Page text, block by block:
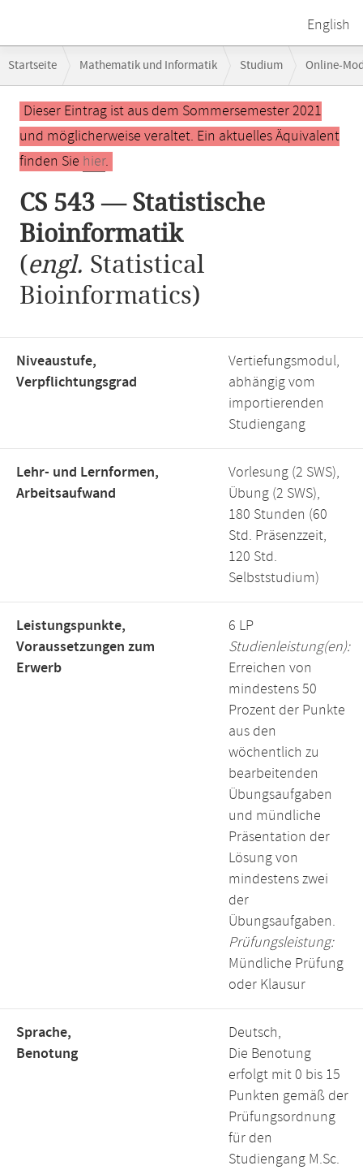
English
Navigation
Startseite Mathematik und Informatik Studium Online-
Hauptinhalt
Dieser Eintrag ist aus dem Sommersemester 2021
und möglicherweise veraltet. Ein aktuelles Äquivalent
finden Sie hier.
CS 543 — Statistische
Bioinformatik
(engl. Statistical
Bioinformatics)
Niveaustufe,
Verpflichtungsgrad
Vertiefungsmodul,
abhängig vom
importierenden
Studiengang
Lehr- und Lernformen,
Arbeitsaufwand
Vorlesung (2 SWS),
Übung (2 SWS),
180 Stunden (60
Std. Präsenzzeit,
120 Std.
Selbststudium)
Leistungspunkte,
Voraussetzungen zum
Erwerb
6 LP
Studienleistung(en):
Erreichen von
mindestens 50
Prozent der Punkte
aus den
wöchentlich zu
bearbeitenden
Übungsaufgaben
und mündliche
Präsentation der
Lösung von
mindestens zwei
der
Übungsaufgaben.
Prüfungsleistung:
Mündliche Prüfung
oder Klausur
Sprache,
Benotung
Deutsch,
Die Benotung
erfolgt mit 0 bis 15
Punkten gemäß der
Prüfungsordnung
für den
Studiengang M.Sc.